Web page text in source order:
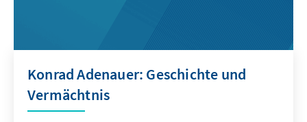
Konrad Adenauer: Geschichte und
Vermächtnis